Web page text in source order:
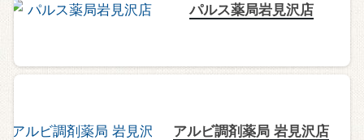
パルス薬局岩見沢店
アルビ調剤薬局 岩見沢店